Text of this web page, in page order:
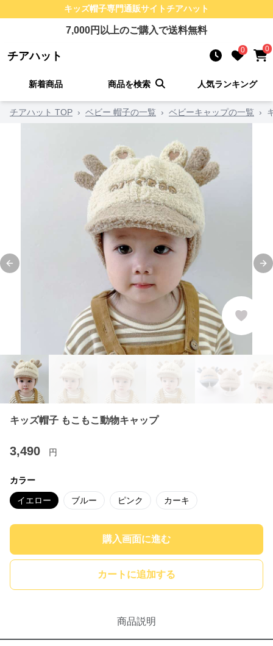
キッズ帽子専門通販サイトチアハット
7,000円以上のご購入で送料無料
チアハット 0 0
新着商品 商品を検索 人気ランキング
チアハット TOP › ベビー 帽子の一覧 › ベビーキャップの一覧 ›
Previous slide
キッズ帽子 もこもこ動物キャップ
3,490 円
カラー
イエロー ブルー ピンク カーキ
購入画面に進む
カートに追加する
商品説明